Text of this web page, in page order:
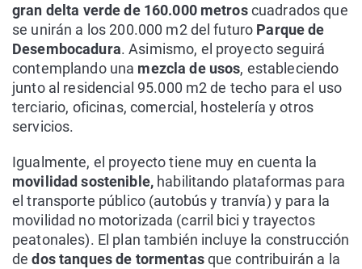
gran delta verde de 160.000 metroscuadrados que
se unirán a los 200.000 m2 del futuro Parque de
Desembocadura. Asimismo, el proyecto seguirá
contemplando una mezcla de usos, estableciendo
junto al residencial 95.000 m2 de techo para el uso
terciario, oficinas, comercial, hostelería y otros
servicios.
Igualmente, el proyecto tiene muy en cuenta la
movilidad sostenible,habilitando plataformas para
el transporte público (autobús y tranvía) y para la
movilidad no motorizada (carril bici y trayectos
peatonales). El plan también incluye la construcción
de dos tanques de tormentasque contribuirán a la